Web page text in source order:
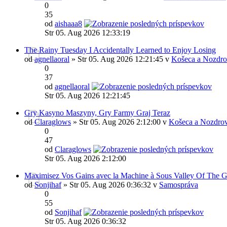
0
35
od aishaaa8
Str 05. Aug 2026 12:33:19
The Rainy Tuesday I Accidentally Learned to Enjoy Losing
odagnellaoral » Str 05. Aug 2026 12:21:45 v Košeca a
0
37
od agnellaoral
Str 05. Aug 2026 12:21:45
Gry Kasyno Maszyny, Gry Farmy Graj Teraz
odClaraglows » Str 05. Aug 2026 2:12:00 v Košeca a
0
47
od Claraglows
Str 05. Aug 2026 2:12:00
Maximisez Vos Gains avec la Machine à Sous Valley Of The
odSonjihaf» Str 05. Aug 2026 0:36:32 v Samospráva
0
55
od Sonjihaf
Str 05. Aug 2026 0:36:32